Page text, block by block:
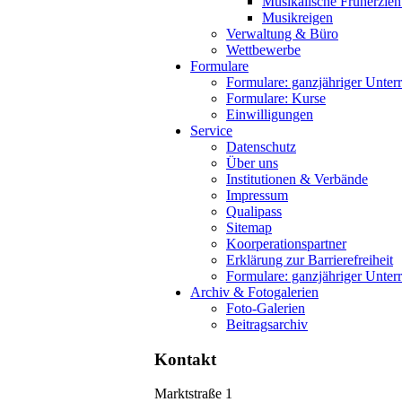
Musikreigen
Verwaltung & Büro
Wettbewerbe
Formulare
Formulare: ganzjähriger
Formulare: Kurse
Einwilligungen
Service
Datenschutz
Über uns
Institutionen & Verbände
Impressum
Qualipass
Sitemap
Koorperationspartner
Erklärung zur Barrierefreiheit
Formulare: ganzjähriger
Archiv & Fotogalerien
Foto-Galerien
Beitragsarchiv
Kontakt
Marktstraße 1